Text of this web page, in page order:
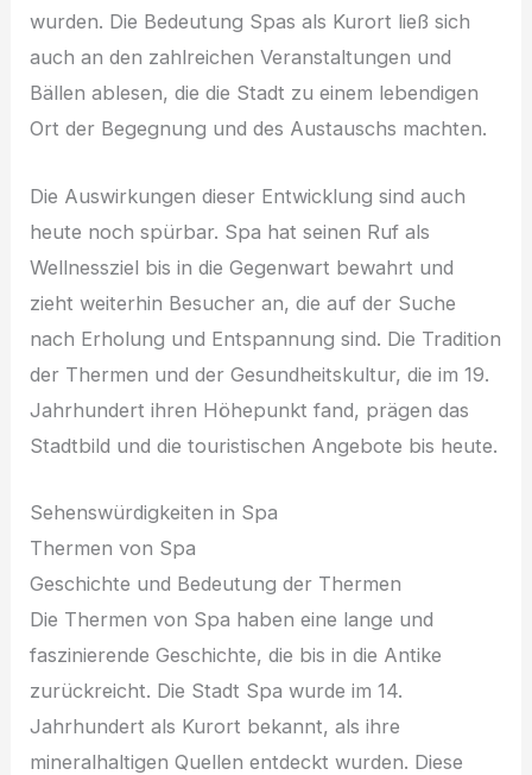
wurden. Die Bedeutung Spas als Kurort ließ sich
auch an den zahlreichen Veranstaltungen und
Bällen ablesen, die die Stadt zu einem lebendigen
Ort der Begegnung und des Austauschs machten.
Die Auswirkungen dieser Entwicklung sind auch
heute noch spürbar. Spa hat seinen Ruf als
Wellnessziel bis in die Gegenwart bewahrt und
zieht weiterhin Besucher an, die auf der Suche
nach Erholung und Entspannung sind. Die Tradition
der Thermen und der Gesundheitskultur, die im 19.
Jahrhundert ihren Höhepunkt fand, prägen das
Stadtbild und die touristischen Angebote bis heute.
Sehenswürdigkeiten in Spa
Thermen von Spa
Geschichte und Bedeutung der Thermen
Die Thermen von Spa haben eine lange und
faszinierende Geschichte, die bis in die Antike
zurückreicht. Die Stadt Spa wurde im 14.
Jahrhundert als Kurort bekannt, als ihre
mineralhaltigen Quellen entdeckt wurden. Diese